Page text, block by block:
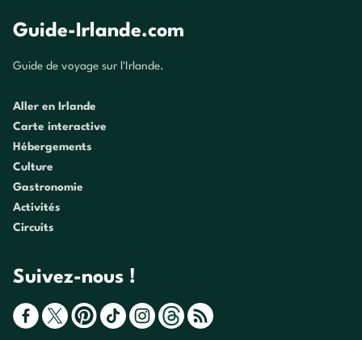
Guide-Irlande.com
Guide de voyage sur l'Irlande.
Aller en Irlande
Carte interactive
Hébergements
Culture
Gastronomie
Activités
Circuits
Suivez-nous !